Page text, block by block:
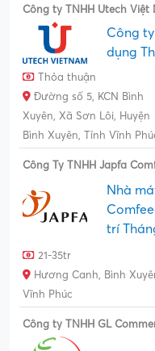
Công ty TNHH Utech Việt
Công
dụng
Thỏa thuận
Đường số 5, KCN Bình
Xuyên, Xã Sơn Lôi, Huyện
Bình Xuyên, Tỉnh Vĩnh
Công Ty TNHH Japfa
Nhà
trí
21-35tr
Hương Canh, Bình
Vĩnh Phúc
Công ty TNHH GL